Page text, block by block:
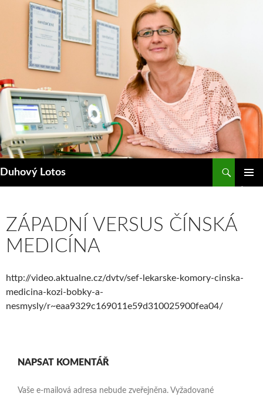
obsahu
Duhový Lotos
ZÁPADNÍ VERSUS ČÍNSKÁ
MEDICÍNA
http://video.aktualne.cz/dvtv/sef-lekarske-komory-cinska-
medicina-kozi-bobky-a-
nesmysly/r~eaa9329c169011e59d310025900fea04/
NAPSAT KOMENTÁŘ
Vaše e-mailová adresa nebude zveřejněna. Vyžadované